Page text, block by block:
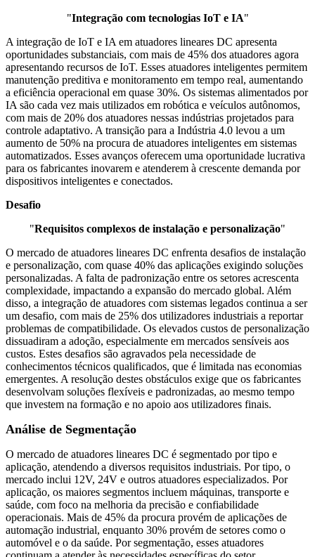
"Integração com tecnologias IoT e IA"
A integração de IoT e IA em atuadores lineares DC apresenta
oportunidades substanciais, com mais de 45% dos atuadores agora
apresentando recursos de IoT. Esses atuadores inteligentes permitem
manutenção preditiva e monitoramento em tempo real, aumentando
a eficiência operacional em quase 30%. Os sistemas alimentados por
IA são cada vez mais utilizados em robótica e veículos autônomos,
com mais de 20% dos atuadores nessas indústrias projetados para
controle adaptativo. A transição para a Indústria 4.0 levou a um
aumento de 50% na procura de atuadores inteligentes em sistemas
automatizados. Esses avanços oferecem uma oportunidade lucrativa
para os fabricantes inovarem e atenderem à crescente demanda por
dispositivos inteligentes e conectados.
Desafio
"Requisitos complexos de instalação e personalização"
O mercado de atuadores lineares DC enfrenta desafios de instalação
e personalização, com quase 40% das aplicações exigindo soluções
personalizadas. A falta de padronização entre os setores acrescenta
complexidade, impactando a expansão do mercado global. Além
disso, a integração de atuadores com sistemas legados continua a ser
um desafio, com mais de 25% dos utilizadores industriais a reportar
problemas de compatibilidade. Os elevados custos de personalização
dissuadiram a adoção, especialmente em mercados sensíveis aos
custos. Estes desafios são agravados pela necessidade de
conhecimentos técnicos qualificados, que é limitada nas economias
emergentes. A resolução destes obstáculos exige que os fabricantes
desenvolvam soluções flexíveis e padronizadas, ao mesmo tempo
que investem na formação e no apoio aos utilizadores finais.
Análise de Segmentação
O mercado de atuadores lineares DC é segmentado por tipo e
aplicação, atendendo a diversos requisitos industriais. Por tipo, o
mercado inclui 12V, 24V e outros atuadores especializados. Por
aplicação, os maiores segmentos incluem máquinas, transporte e
saúde, com foco na melhoria da precisão e confiabilidade
operacionais. Mais de 45% da procura provém de aplicações de
automação industrial, enquanto 30% provém de setores como o
automóvel e o da saúde. Por segmentação, esses atuadores